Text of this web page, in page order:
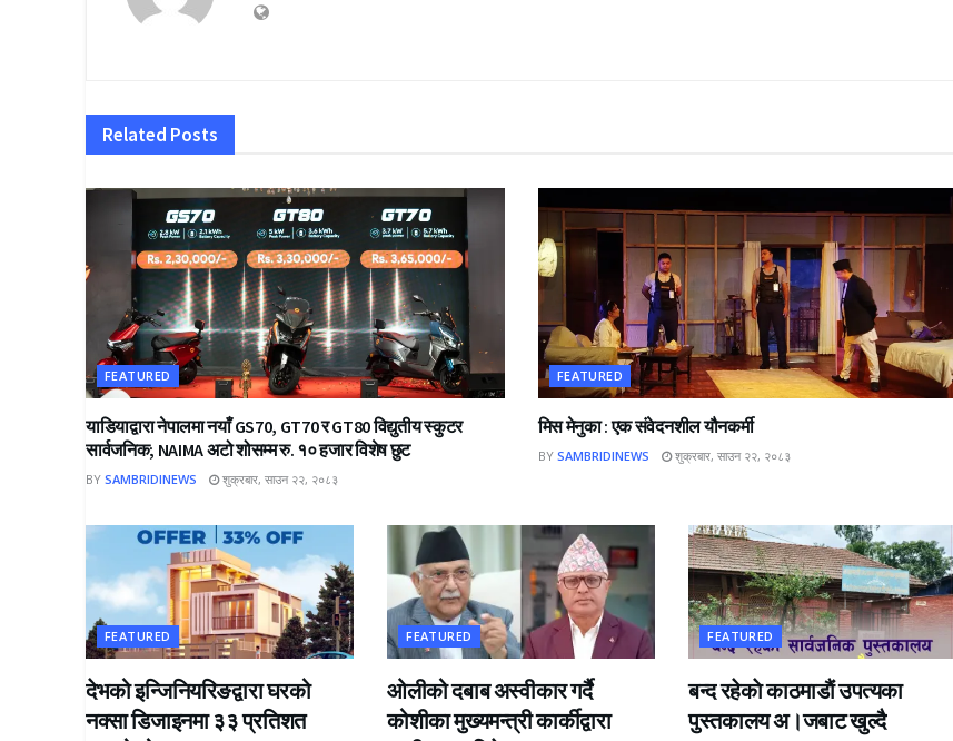
Related Posts
FEATURED
याडियाद्वारा नेपालमा नयाँ GS70, GT70 र GT80 विद्युतीय स्कुटर
सार्वजनिक; NAIMA अटो शोसम्म रु. १० हजार विशेष छुट
BY SAMBRIDINEWS शुक्रबार, साउन २२, २०८३
FEATURED
मिस मेनुका : एक संवेदनशील यौनकर्मी
BY SAMBRIDINEWS शुक्रबार, साउन २२, २०८३
FEATURED
देभको इन्जिनियरिङद्वारा घरको
नक्सा डिजाइनमा ३३ प्रतिशत
FEATURED
ओलीको दबाब अस्वीकार गर्दै
कोशीका मुख्यमन्त्री कार्कीद्वारा
FEATURED
बन्द रहेकाे काठमाडाैं उपत्यका
पुस्तकालय अ।जबाट खुल्दै